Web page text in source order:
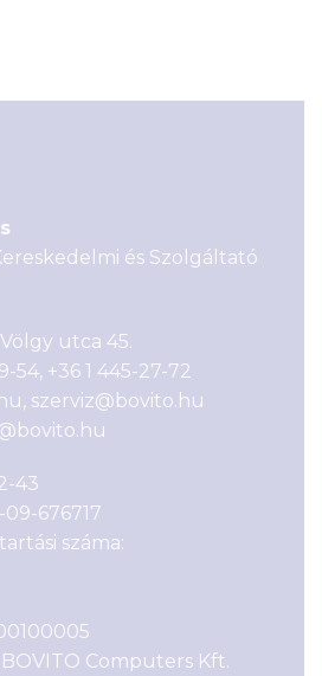
és Szolgáltató
utca 45.
54, +36 1 445-27-72
, szerviz@bovito.hu
43
676717
száma:
Computers Kft.